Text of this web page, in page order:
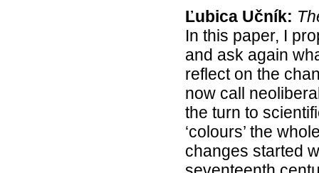
Ľubica Učník:
In this paper, I
and ask again
reflect on the
now call
the turn to
‘colours’ the
changes started